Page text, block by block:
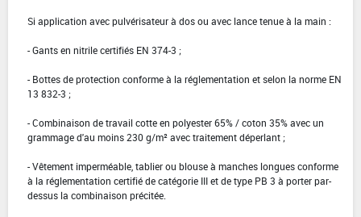
Si application avec pulvérisateur à dos ou avec lance tenue à la main :
- Gants en nitrile certifiés EN 374-3 ;
- Bottes de protection conforme à la réglementation et selon la norme EN
13 832-3 ;
- Combinaison de travail cotte en polyester 65% / coton 35% avec un
grammage d'au moins 230 g/m² avec traitement déperlant ;
- Vêtement imperméable, tablier ou blouse à manches longues conforme
à la réglementation certifié de catégorie III et de type PB 3 à porter par-
dessus la combinaison précitée.